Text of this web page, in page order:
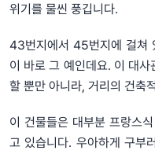
위기를 물씬 풍깁니다.
43번지에서 45번지에 걸쳐
이 바로 그 예인데요. 이 대
할 뿐만 아니라, 거리의 건축
이 건물들은 대부분 프랑스
고 있습니다. 우아하게 구부